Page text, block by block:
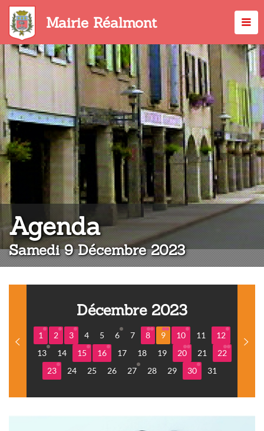
Aller
contenu
principal
Mairie Réalmont
Agenda:
Samedi 9 Décembre 2023
Décembre 2023
1 2 3 4 5 6 7 8 9 10 11
12
13
14 15 16 17 18 19 20 21
22
23
24 25 26 27 28 29 30 31